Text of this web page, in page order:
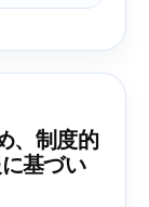
、制度的
基づい